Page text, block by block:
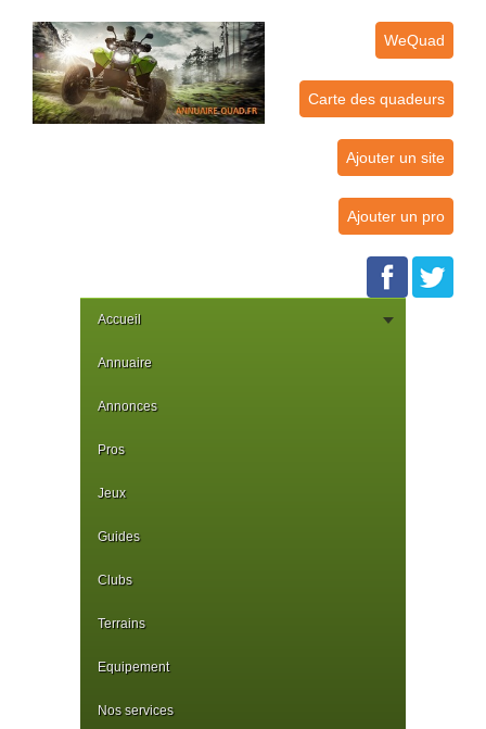
WeQuad
Carte des quadeurs
Ajouter un site
Ajouter un pro
Accueil
Annuaire
Annonces
Pros
Jeux
Guides
Clubs
Terrains
Equipement
Nos services